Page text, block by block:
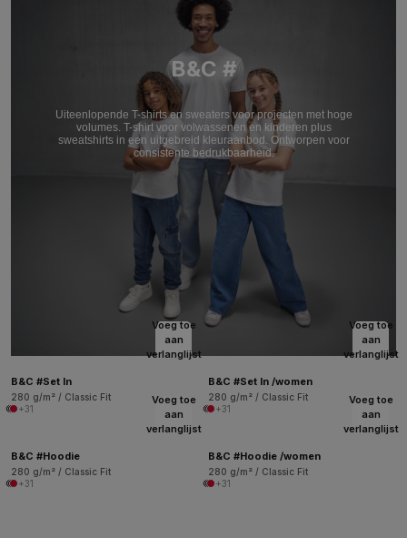
B&C #
Uiteenlopende T-shirts en sweaters voor projecten met hoge
volumes. T-shirt voor volwassenen en kinderen plus
sweatshirts in een uitgebreid kleuraanbod. Ontworpen voor
consistente bedrukbaarheid.
Voeg toe
aan
verlanglijst
B&C #Set In
280 g/m² / Classic Fit
+31
Voeg toe
aan
verlanglijst
B&C #Set In /women
280 g/m² / Classic Fit
+31
Voeg toe
aan
verlanglijst
B&C #Hoodie
280 g/m² / Classic Fit
+31
Voeg toe
aan
verlanglijst
B&C #Hoodie /women
280 g/m² / Classic Fit
+31